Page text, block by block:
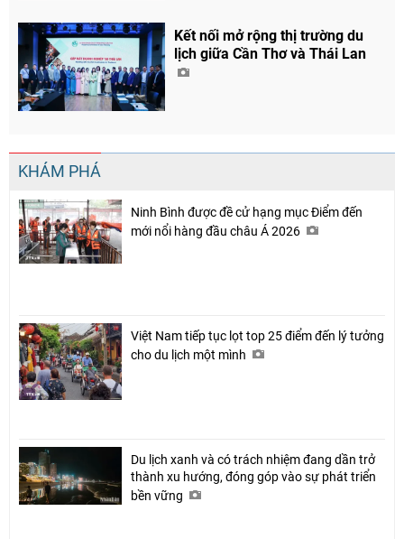
Kết nối mở rộng thị trường du
lịch giữa Cần Thơ và Thái Lan
KHÁM PHÁ
Ninh Bình được đề cử hạng mục Điểm đến
mới nổi hàng đầu châu Á 2026
Việt Nam tiếp tục lọt top 25 điểm đến lý tưởng
cho du lịch một mình
Du lịch xanh và có trách nhiệm đang dần trở
thành xu hướng, đóng góp vào sự phát triển
bền vững